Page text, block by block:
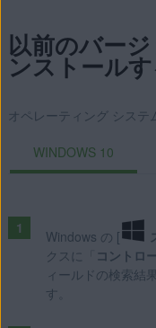
以前のバー
ンストール
オペレーティング システ
WINDOWS 10
Windows の [
クスに「
コントロ
ィールドの検索結
す。